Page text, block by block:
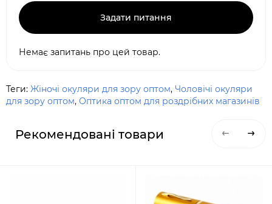
Задати питання
Немає запитань про цей товар.
Теги: Жіночі окуляри для зору оптом, Чоловічі окуляри
для зору оптом, Оптика оптом для роздрібних магазинів
Рекомендовані товари